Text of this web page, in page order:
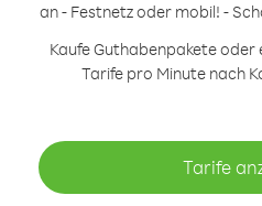
an - Festnetz oder mobil! -
Kaufe Guthabenpakete oder
Tarife pro Minute nach
Tarife